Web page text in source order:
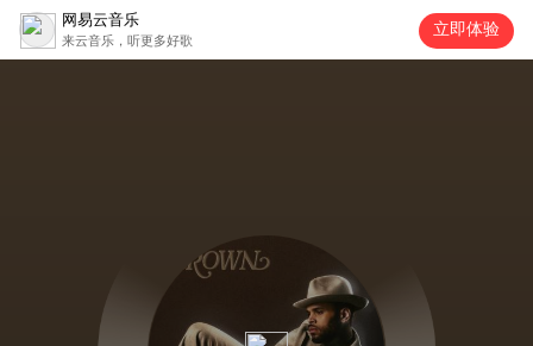
网易云音乐
来云音乐，听更多好歌
立即体验